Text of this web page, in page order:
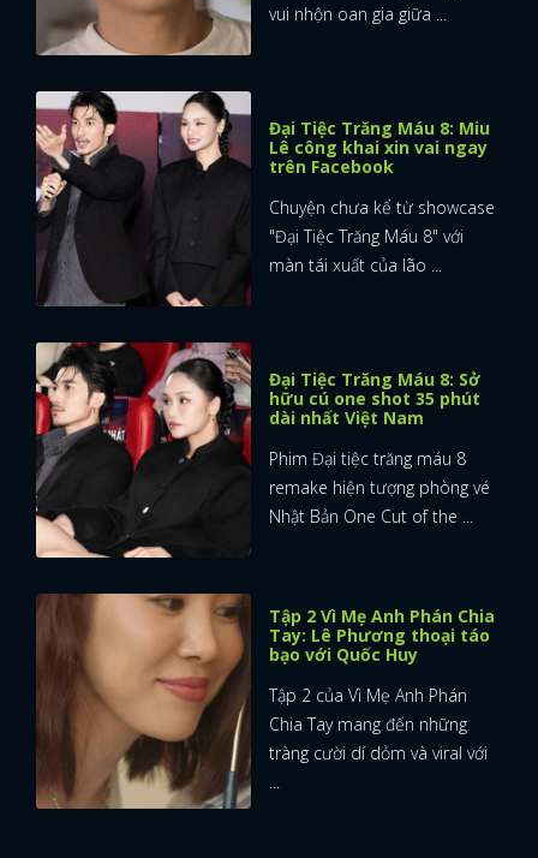
vui nhộn oan gia giữa ...
Đại Tiệc Trăng Máu 8: Miu
Lê công khai xin vai ngay
trên Facebook
Chuyện chưa kể từ showcase
"Đại Tiệc Trăng Máu 8" với
màn tái xuất của lão ...
Đại Tiệc Trăng Máu 8: Sở
hữu cú one shot 35 phút
dài nhất Việt Nam
Phim Đại tiệc trăng máu 8
remake hiện tượng phòng vé
Nhật Bản One Cut of the ...
Tập 2 Vì Mẹ Anh Phán Chia
Tay: Lê Phương thoại táo
bạo với Quốc Huy
Tập 2 của Vì Mẹ Anh Phán
Chia Tay mang đến những
tràng cười dí dỏm và viral với